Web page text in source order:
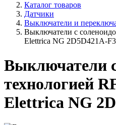
Каталог товаров
Датчики
Выключатели и
Выключатели с
Elettrica NG 2D5D421A-
Выключатели
технологией
Elettrica NG